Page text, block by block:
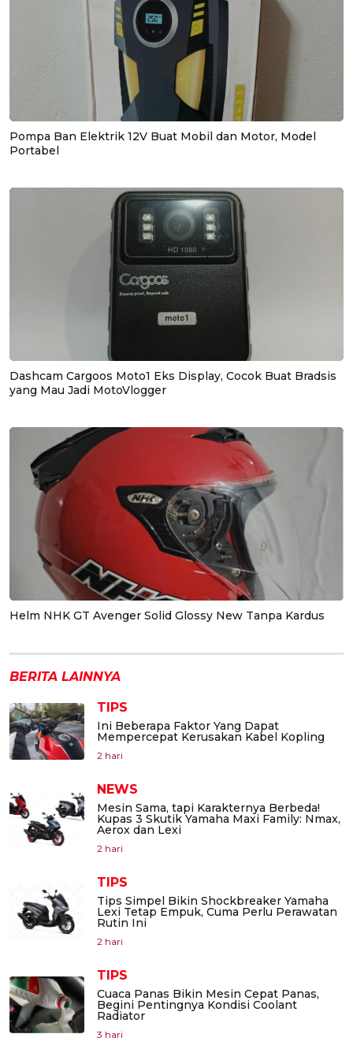
Pompa Ban Elektrik 12V Buat Mobil dan Motor, Model
Portabel
Dashcam Cargoos Moto1 Eks Display, Cocok Buat Bradsis
yang Mau Jadi MotoVlogger
Helm NHK GT Avenger Solid Glossy New Tanpa Kardus
BERITA LAINNYA
TIPS
Ini Beberapa Faktor Yang Dapat
Mempercepat Kerusakan Kabel Kopling
2 hari
NEWS
Mesin Sama, tapi Karakternya Berbeda!
Kupas 3 Skutik Yamaha Maxi Family: Nmax,
Aerox dan Lexi
2 hari
TIPS
Tips Simpel Bikin Shockbreaker Yamaha
Lexi Tetap Empuk, Cuma Perlu Perawatan
Rutin Ini
2 hari
TIPS
Cuaca Panas Bikin Mesin Cepat Panas,
Begini Pentingnya Kondisi Coolant
Radiator
3 hari